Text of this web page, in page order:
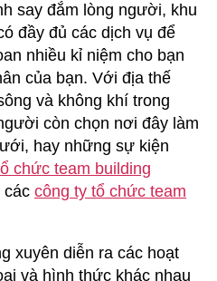
say đắm lòng người, khu
đầy đủ các dịch vụ để
nhiều kỉ niệm cho bạn
của bạn. Với địa thế
và không khí trong
còn chọn nơi đây làm
hay những sự kiện
chức team building
các công ty tổ chức team
xuyên diễn ra các hoạt
và hình thức khác nhau